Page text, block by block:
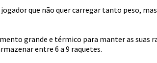
que não quer carregar tanto peso,
grande e térmico para manter as suas
entre 6 a 9 raquetes.